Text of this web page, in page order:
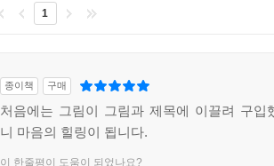
1
종이책 구매
처음에는 그림이 그림과 제목에 이끌려 구입
니 마음의 힐링이 됩니다.
이 한줄평이 도움이 되었나요?